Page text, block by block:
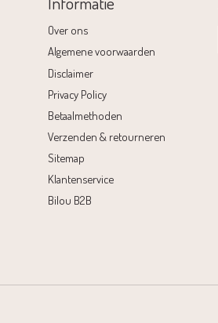
Over ons
Algemene voorwaarden
Disclaimer
Privacy Policy
Betaalmethoden
Verzenden & retourneren
Sitemap
Klantenservice
Bilou B2B